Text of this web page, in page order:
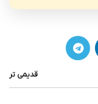
قدیمی تر